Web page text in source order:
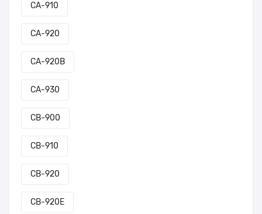
CA-910
CA-920
CA-920B
CA-930
CB-900
CB-910
CB-920
CB-920E